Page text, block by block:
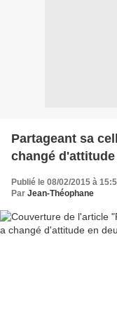
Partageant sa
changé
Publié le 08/02/2015 à
Par Jean-Théophane